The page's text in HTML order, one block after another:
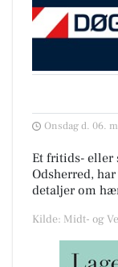
Onsdag d. 06.
Et fritids- eller
Odsherred,
detaljer om
Kilde: Midt- og